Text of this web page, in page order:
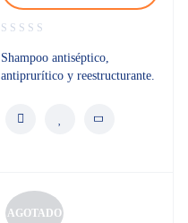
Shampoo antiséptico,
antiprurítico y reestructurante.
AGOTADO